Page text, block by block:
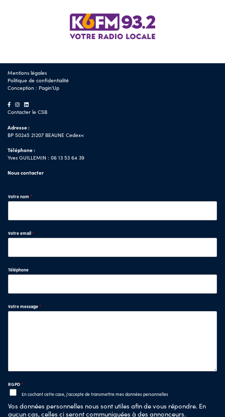
Mentions légales
Politique de confidentialité
Conception : Pagin'Up
Contacter le CSB
Adresse :
BP 50245 21207 BEAUNE Cedex<
Téléphone :
Yves GUILLEMIN : 06 13 53 64 39
Nous contacter
Votre nom *
Votre email*
Téléphone
Votre message*
RGPD*
En cochant cette case, j'accepte de transmettre mes données personnelles
Vos données personnelles nous sont utiles afin de vous répondre. En
aucun cas, celles ci seront communiquées à des annonceurs.